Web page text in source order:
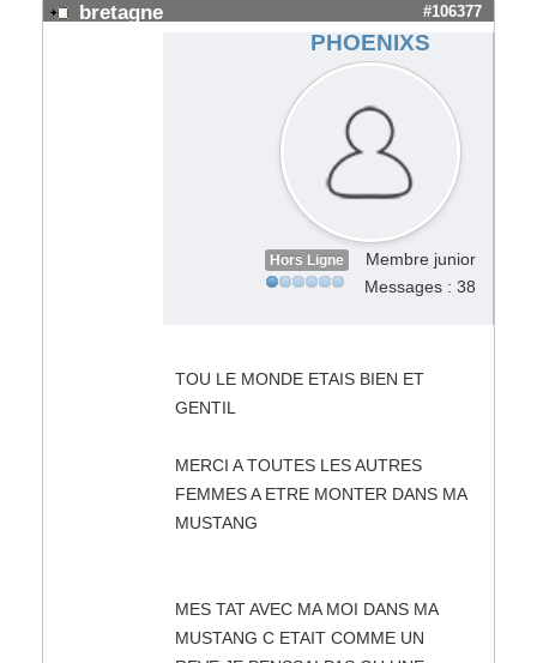
bretagne #106377
PHOENIXS
Hors Ligne
Membre junior
Messages : 38
TOU LE MONDE ETAIS BIEN ET
GENTIL
MERCI A TOUTES LES AUTRES
FEMMES A ETRE MONTER DANS MA
MUSTANG
MES TAT AVEC MA MOI DANS MA
MUSTANG C ETAIT COMME UN